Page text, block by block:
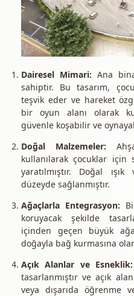
Dairesel Mimari: Ana
sahiptir. Bu tasarım,
teşvik eder ve hareket
bir oyun alanı olarak
güvenle koşabilir ve
Doğal Malzemeler:
kullanılarak çocuklar
yaratılmıştır. Doğal
düzeyde sağlanmıştır.
Ağaçlarla Entegrasyon:
koruyacak şekilde
içinden geçen büyük
doğayla bağ kurmasına
Açık Alanlar ve Esneklik:
tasarlanmıştır ve açık
veya dışarıda öğrenme